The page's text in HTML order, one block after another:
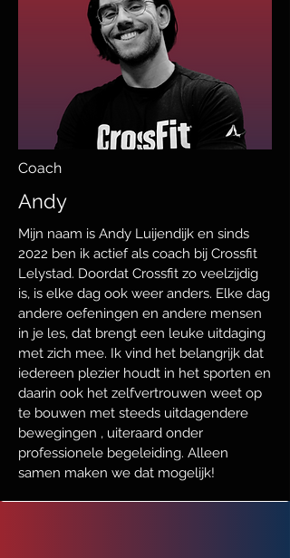
Coach
Andy
Mijn naam is Andy Luijendijk en sinds
2022 ben ik actief als coach bij Crossfit
Lelystad. Doordat Crossfit zo veelzijdig
is, is elke dag ook weer anders. Elke dag
andere oefeningen en andere mensen
in je les, dat brengt een leuke uitdaging
met zich mee. Ik vind het belangrijk dat
iedereen plezier houdt in het sporten en
daarin ook het zelfvertrouwen weet op
te bouwen met steeds uitdagendere
bewegingen , uiteraard onder
professionele begeleiding. Alleen
samen maken we dat mogelijk!